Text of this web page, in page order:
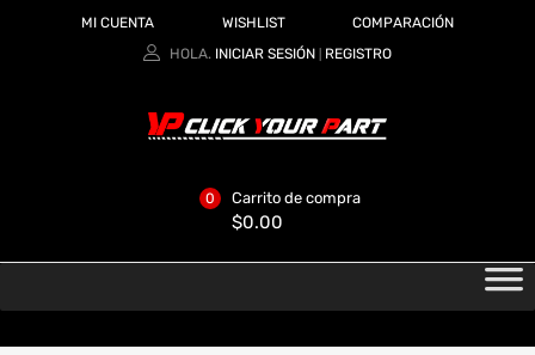
MI CUENTA WISHLIST
COMPARACIÓN
HOLA. INICIAR SESIÓN REGISTRO
Carrito de compra
$0.00
0